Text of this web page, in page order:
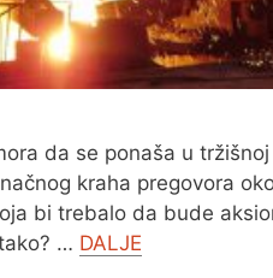
da se ponaša u
kraha pregovora
bi trebalo da bude
… DALJE